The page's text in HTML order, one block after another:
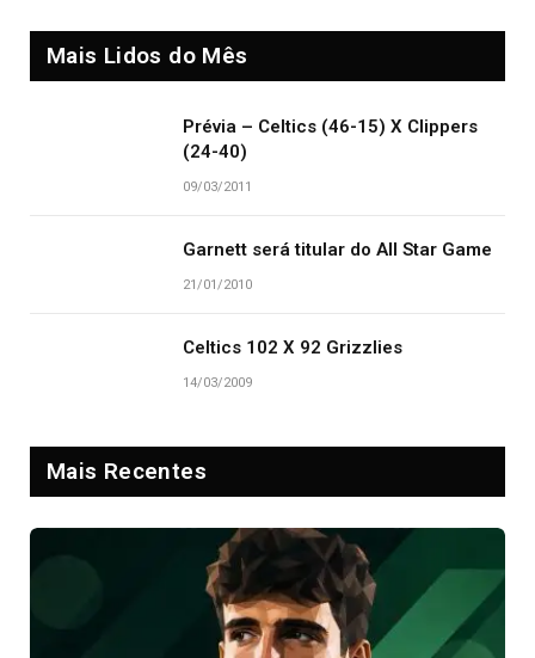
Mais Lidos do Mês
Prévia – Celtics (46-15) X Clippers
(24-40)
09/03/2011
Garnett será titular do All Star Game
21/01/2010
Celtics 102 X 92 Grizzlies
14/03/2009
Mais Recentes